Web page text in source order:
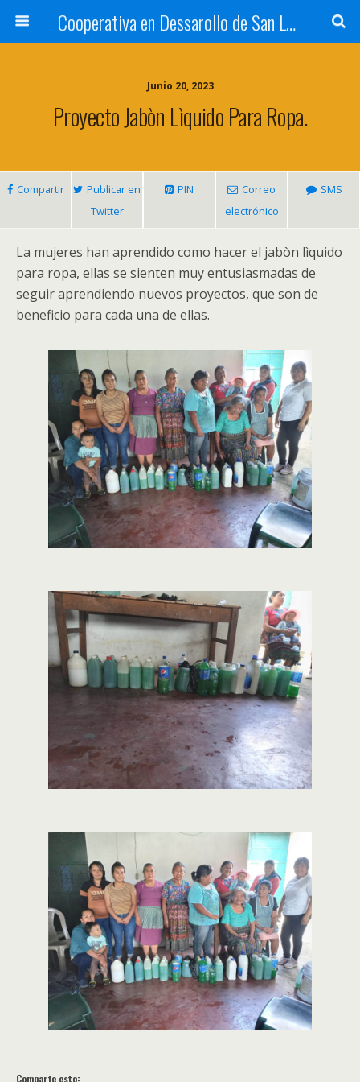
Cooperativa en Dessarollo de San Luis
Junio 20, 2023
Proyecto Jabòn Lìquido Para Ropa.
Compartir
Publicar en
Twitter
PIN
Correo
electrónico
SMS
La mujeres han aprendido como hacer el jabòn lìquido
para ropa, ellas se sienten muy entusiasmadas de
seguir aprendiendo nuevos proyectos, que son de
beneficio para cada una de ellas.
Comparte esto: